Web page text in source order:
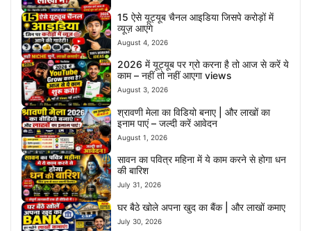
15 ऐसे यूट्यूब चैनल आइडिया जिसपे करोड़ों में
व्यूज़ आएंगे
August 4, 2026
2026 में यूट्यूब पर ग्रो करना है तो आज से करें ये
काम – नहीं तो नहीं आएगा views
August 3, 2026
श्रावणी मेला का विडियो बनाए | और लाखों का
इनाम पाएं – जल्दी करें आवेदन
August 1, 2026
सावन का पवित्र महिना में ये काम करने से होगा धन
की बारिश
July 31, 2026
घर बैठे खोले अपना खुद का बैंक | और लाखों कमाए
July 30, 2026